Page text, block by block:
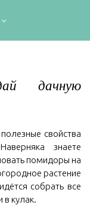
дачную
свойства
знаете
помидоры на
растение
собрать все
в кулак.